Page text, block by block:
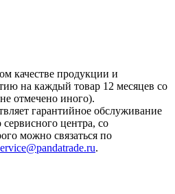
качестве продукции и
на каждый товар 12 месяцев со
отмечено иного).
гарантийное обслуживание
центра, со
можно связаться по
.